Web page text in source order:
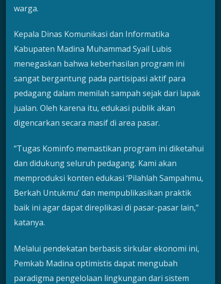
warga.
Kepala Dinas Komunikasi dan Informatika
Kabupaten Madina Muhammad Syail Lubis
menegaskan bahwa keberhasilan program ini
sangat bergantung pada partisipasi aktif para
pedagang dalam memilah sampah sejak dari lapak
jualan. Oleh karena itu, edukasi publik akan
digencarkan secara masif di area pasar.
“Tugas Kominfo memastikan program ini diketahui
dan didukung seluruh pedagang. Kami akan
memproduksi konten edukasi ‘Pilahlah Sampahmu,
Berkah Untukmu’ dan mempublikasikan praktik
baik ini agar dapat direplikasi di pasar-pasar lain,”
katanya.
Melalui pendekatan berbasis sirkular ekonomi ini,
Pemkab Madina optimistis dapat mengubah
paradigma pengelolaan lingkungan dari sistem